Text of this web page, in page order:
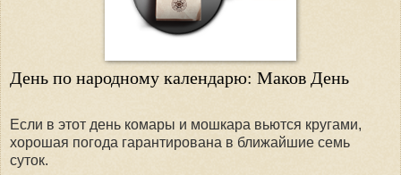
День по народному календарю: Маков День
Если в этот день комары и мошкара вьются кругами,
хорошая погода гарантирована в ближайшие семь
суток.